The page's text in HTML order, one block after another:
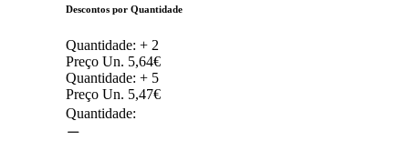
Descontos por Quantidade
Quantidade: + 2
Preço Un. 5,64€
Quantidade: + 5
Preço Un. 5,47€
Quantidade: